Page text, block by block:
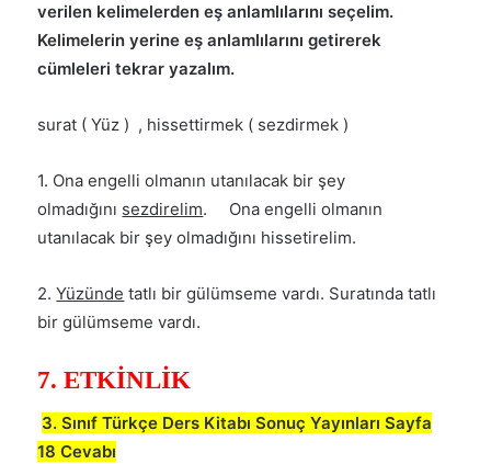
verilen kelimelerden eş anlamlılarını seçelim.
Kelimelerin yerine eş anlamlılarını getirerek
cümleleri tekrar yazalım.
surat ( Yüz ) , hissettirmek ( sezdirmek )
1. Ona engelli olmanın utanılacak bir şey
olmadığını sezdirelim. Ona engelli olmanın
utanılacak bir şey olmadığını hissetirelim.
2.Yüzünde tatlı bir gülümseme vardı. Suratında tatlı
bir gülümseme vardı.
7. ETKİNLİK
3. Sınıf Türkçe Ders Kitabı Sonuç Yayınları Sayfa
18 Cevabı